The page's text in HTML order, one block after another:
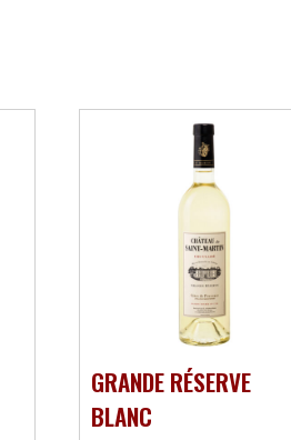
GRANDE RÉSERVE
BLANC